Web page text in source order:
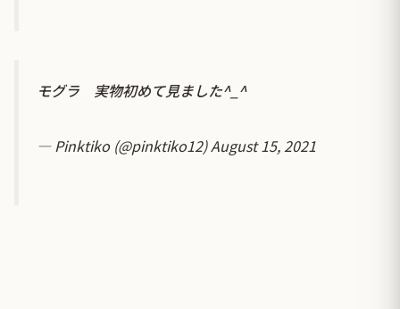
モグラ 実物初めて見ました^_^
— Pinktiko (@pinktiko12)August 15, 2021